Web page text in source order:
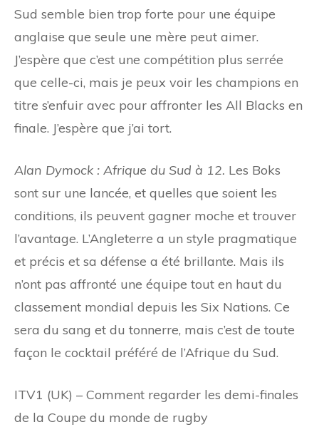
Sud semble bien trop forte pour une équipe
anglaise que seule une mère peut aimer.
J’espère que c’est une compétition plus serrée
que celle-ci, mais je peux voir les champions en
titre s’enfuir avec pour affronter les All Blacks en
finale. J’espère que j’ai tort.
Alan Dymock : Afrique du Sud à 12. Les Boks
sont sur une lancée, et quelles que soient les
conditions, ils peuvent gagner moche et trouver
l’avantage. L’Angleterre a un style pragmatique
et précis et sa défense a été brillante. Mais ils
n’ont pas affronté une équipe tout en haut du
classement mondial depuis les Six Nations. Ce
sera du sang et du tonnerre, mais c’est de toute
façon le cocktail préféré de l’Afrique du Sud.
ITV1 (UK) – Comment regarder les demi-finales
de la Coupe du monde de rugby